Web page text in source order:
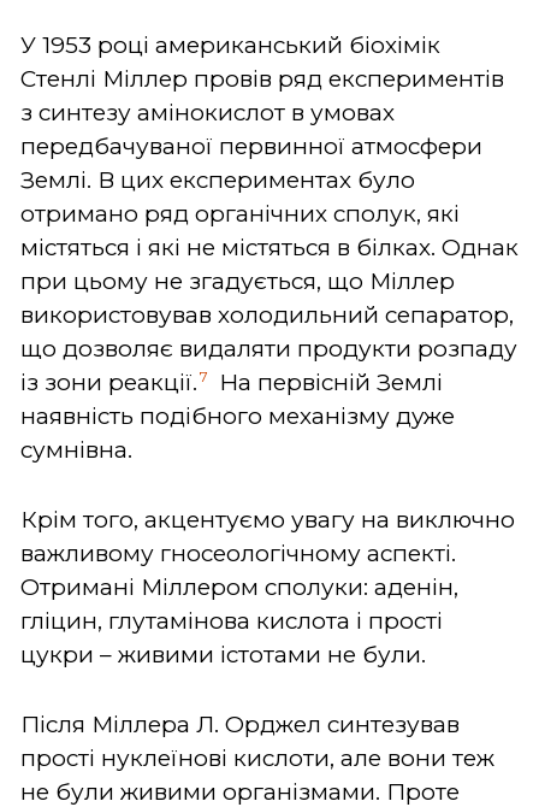
У 1953 році американський біохімік
Стенлі Міллер провів ряд експериментів
з синтезу амінокислот в умовах
передбачуваної первинної атмосфери
Землі. В цих експериментах було
отримано ряд органічних сполук, які
містяться і які не містяться в білках. Однак
при цьому не згадується, що Міллер
використовував холодильний сепаратор,
що дозволяє видаляти продукти розпаду
із зони реакції. 7
На первісній Землі
наявність подібного механізму дуже
сумнівна.
Крім того, акцентуємо увагу на виключно
важливому гносеологічному аспекті.
Отримані Міллером сполуки: аденін,
гліцин, глутамінова кислота і прості
цукри – живими істотами не були.
Після Міллера Л. Орджел синтезував
прості нуклеїнові кислоти, але вони теж
не були живими організмами. Проте